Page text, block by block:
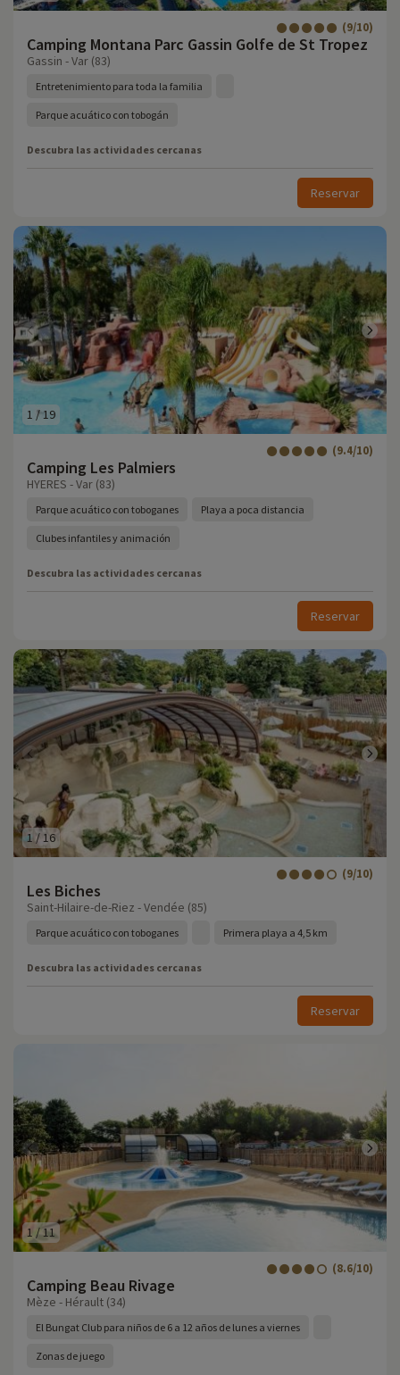
Camping Montana Parc Gassin Golfe de St Tropez
(9/10)
Gassin - Var (83)
Entretenimiento para toda la familia
Parque acuático con tobogán
Descubra las actividades cercanas
Reservar
1 /19
Camping Les Palmiers
(9.4/10)
HYERES - Var (83)
Parque acuático con toboganes Playa a poca distancia
Clubes infantiles y animación
Descubra las actividades cercanas
Reservar
1 /16
Les Biches
(9/10)
Saint-Hilaire-de-Riez - Vendée (85)
Parque acuático con toboganes Primera playa a 4,5 km
Descubra las actividades cercanas
Reservar
1 /11
Camping Beau Rivage
(8.6/10)
Mèze - Hérault (34)
El Bungat Club para niños de 6 a 12 años de lunes a viernes
Zonas de juego